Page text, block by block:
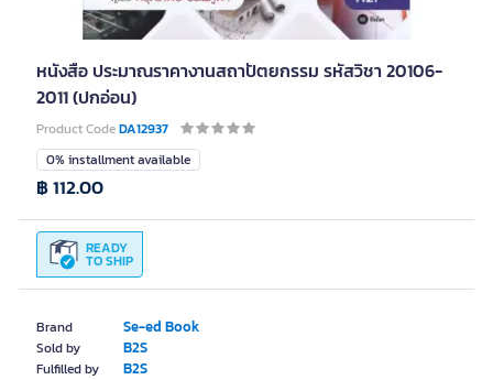
หนังสือ ประมาณราคางานสถาปัตยกรรม รหัสวิชา 20106-
2011 (ปกอ่อน)
Product CodeDA12937
Brand Se-ed Book
Sold by B2S
Fulfilled by B2S
0% installment available
READY
TO SHIP
฿ 112.00